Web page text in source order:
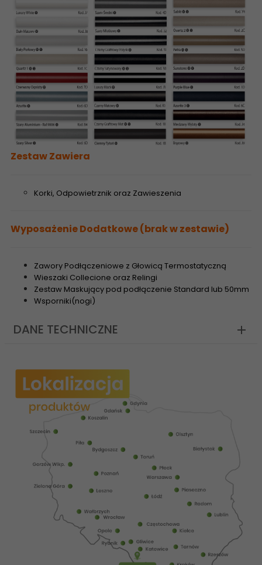
Zestaw Zawiera
Korki, Odpowietrznik oraz Zawieszenia
Wyposażenie Dodatkowe (brak w zestawie)
Zawory Podłączeniowe z Głowicą Termostatyczną
Wieszaki Collecione oraz Relingi
Zestaw Maskujący pod podłączenie Standard lub 50mm
Wsporniki(nogi)
DANE TECHNICZNE